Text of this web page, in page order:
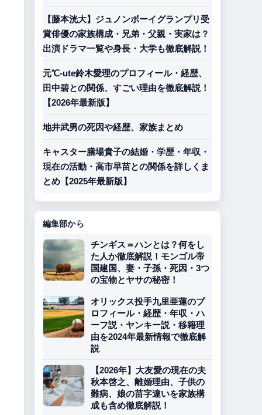
【藤本洸大】ジュノンボーイグランプリ受
賞俳優の家族構成・兄弟・父親・実家は？
出演ドラマ一覧や身長・大学も徹底解説！
元℃-ute鈴木愛理のプロフィール・経歴、
田中碧との関係、すごい理由を徹底解説！
【2026年最新版】
地井武男の死因や経歴、家族まとめ
キャスター膳場貴子の結婚・学歴・年収・
現在の活動・高市早苗との関係を詳しくま
とめ【2025年最新版】
編集部から
チンギス＝ハンとは？何をし
た人か徹底解説！モンゴル帝
国建国、妻・子孫・死因・3つ
の宝物とヤサの秘密！
オリックス投手九里亜蓮のプ
ロフィール・経歴・年収・ハ
ーフ説・ヤンキー説・移籍理
由を2024年最新情報で徹底解
説
【2026年】大友愛の現在の夫
秋本啓之、離婚理由、子供の
難病、娘の苗字違いを家族構
成も含め徹底解説！